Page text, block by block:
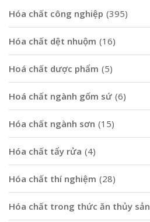
Hóa chất công nghiệp (395)
Hóa chất dệt nhuộm (16)
Hoá chất dược phẩm (5)
Hoá chất ngành gốm sứ (6)
Hóa chất ngành sơn (15)
Hóa chất tẩy rửa (4)
Hóa chất thí nghiệm (28)
Hóa chất trong thức ăn thủy sản